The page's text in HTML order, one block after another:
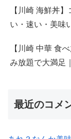
【川崎 海鮮丼
い・速い・美味
【川崎 中華 食
み放題で大満足
最近のコメ